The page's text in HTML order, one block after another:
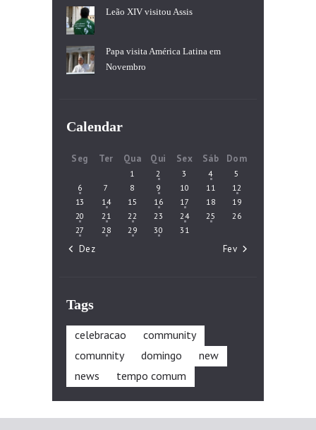
Leão XIV visitou Assis
Papa visita América Latina em
Novembro
Calendar
Seg Ter Qua Qui Sex Sáb Dom
1 2 3 4
5
6
7 8 9 10 11
12
13
14 15 16 17 18
19
20
21 22 23 24 25
26
27
28 29 30 31
« Dez Fev »
Tags
celebracao
community
comunnity
domingo
new
news
tempo comum